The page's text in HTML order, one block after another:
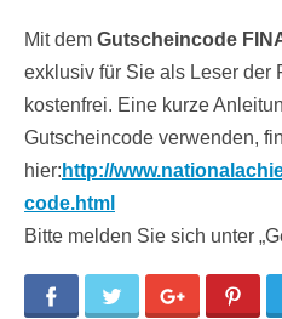
Mit dem Gutscheincode
exklusiv für Sie als Leser der
kostenfrei. Eine kurze
Gutscheincode verwenden,
hier: http://
code.html
Bitte melden Sie sich unter
Facebook Twitter Google+